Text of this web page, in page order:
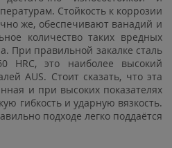
Стойкость к коррозии
же, обеспечивают ванадий и
количество таких вредных
При правильной закалке сталь
HRC, это наиболее высокий
AUS. Стоит сказать, что эта
и при высоких показателях
гибкость и ударную вязкость.
подходе легко поддаётся